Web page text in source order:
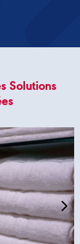
Solutions